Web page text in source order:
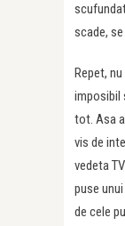
scade,
Repet,
imposibil
tot. Asa
vis de
vedeta
puse
de cele